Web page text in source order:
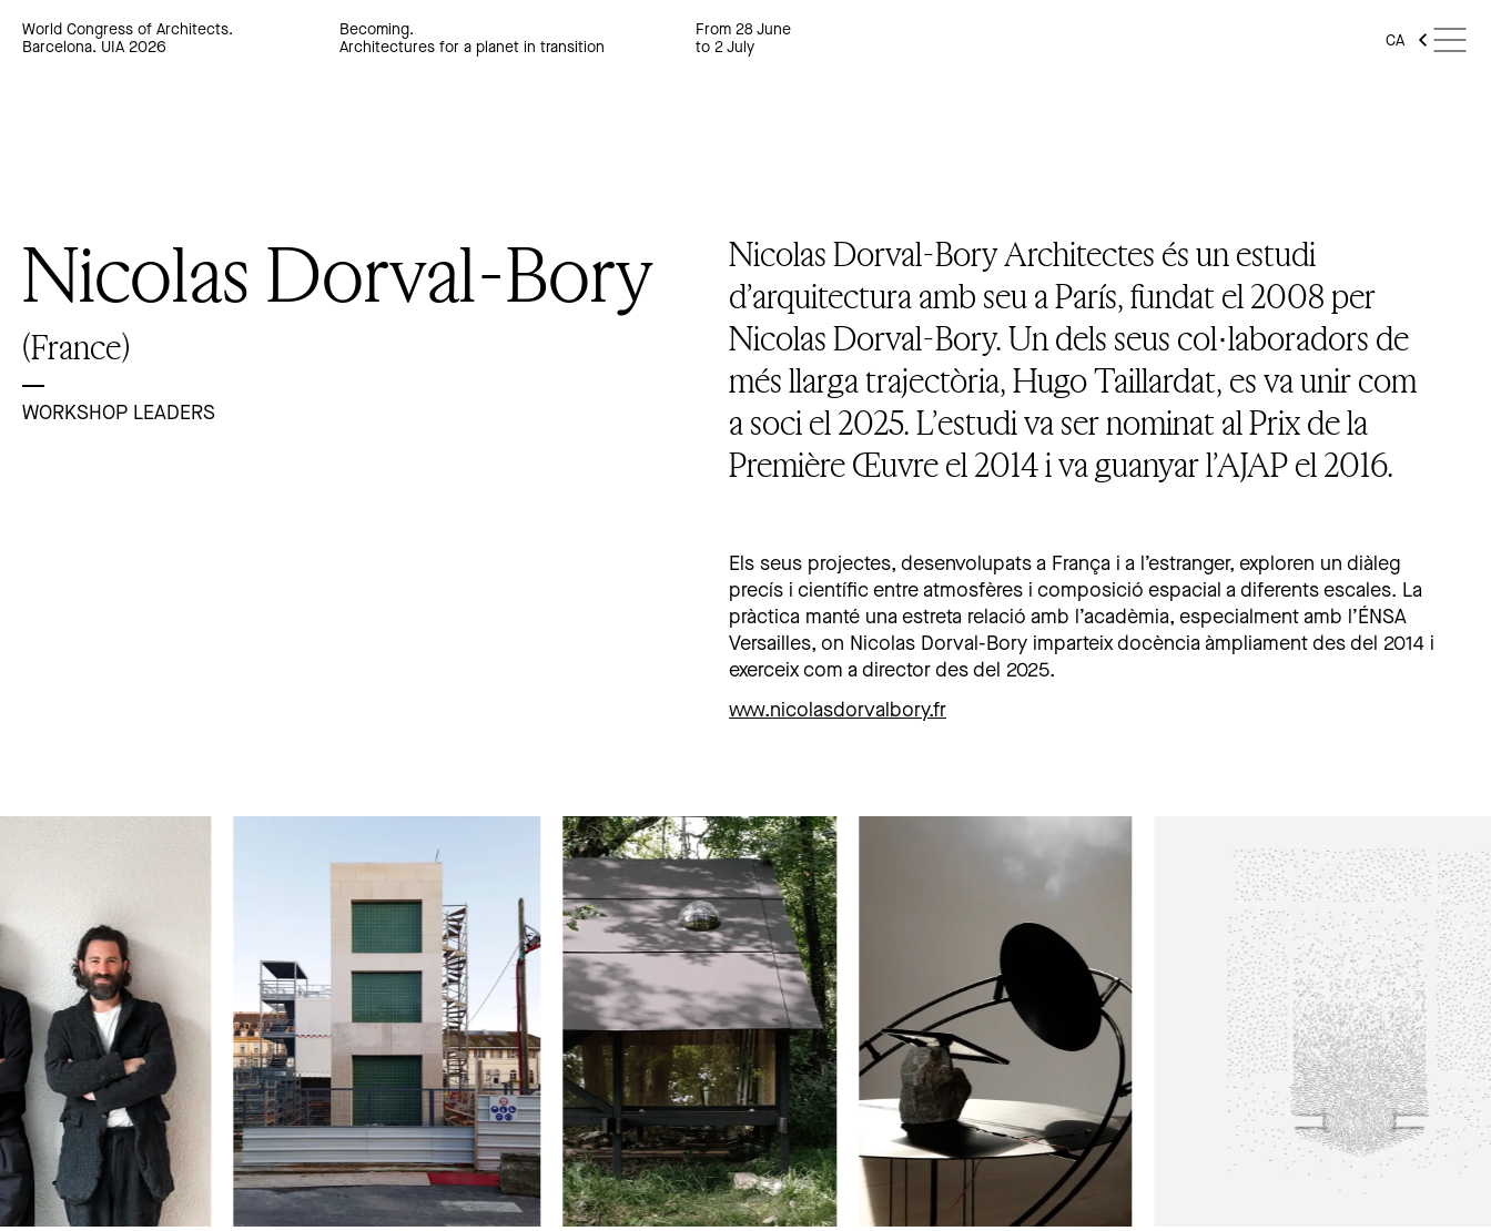
World Congress of Architects.
Barcelona. UIA 2026
Becoming.
Architectures for a planet in transition
From 28 June
to 2 July
CA
Nicolas Dorval-Bory
(France)
WORKSHOP LEADERS
Nicolas Dorval-Bory Architectes és un estudi
d’arquitectura amb seu a París, fundat el 2008 per
Nicolas Dorval-Bory. Un dels seus col·laboradors de
més llarga trajectòria, Hugo Taillardat, es va unir com
a soci el 2025. L’estudi va ser nominat al Prix de la
Première Œuvre el 2014 i va guanyar l’AJAP el 2016.
Els seus projectes, desenvolupats a França i a l’estranger, exploren un diàleg
precís i científic entre atmosfères i composició espacial a diferents escales. La
pràctica manté una estreta relació amb l’acadèmia, especialment amb l’ÉNSA
Versailles, on Nicolas Dorval-Bory imparteix docència àmpliament des del 2014 i
exerceix com a director des del 2025.
www.nicolasdorvalbory.fr